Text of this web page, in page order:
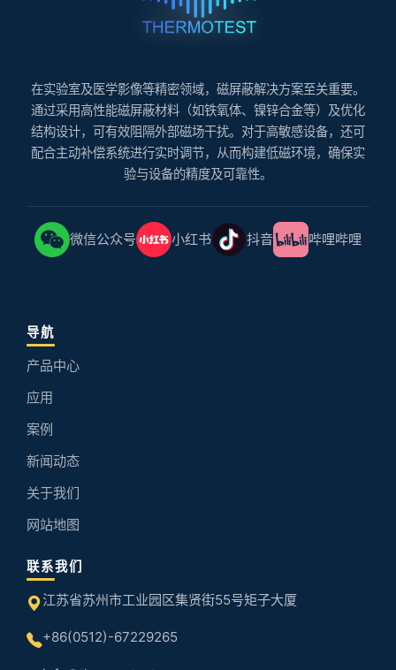
在实验室及医学影像等精密领域，磁屏蔽解决方案至关重要。
通过采用高性能磁屏蔽材料（如铁氧体、镍锌合金等）及优化
结构设计，可有效阻隔外部磁场干扰。对于高敏感设备，还可
配合主动补偿系统进行实时调节，从而构建低磁环境，确保实
验与设备的精度及可靠性。
微信公众号 小红书 抖音 哔哩哔哩
导航
产品中心
应用
案例
新闻动态
关于我们
网站地图
联系我们
江苏省苏州市工业园区集贤街55号矩子大厦
+86(0512)-67229265